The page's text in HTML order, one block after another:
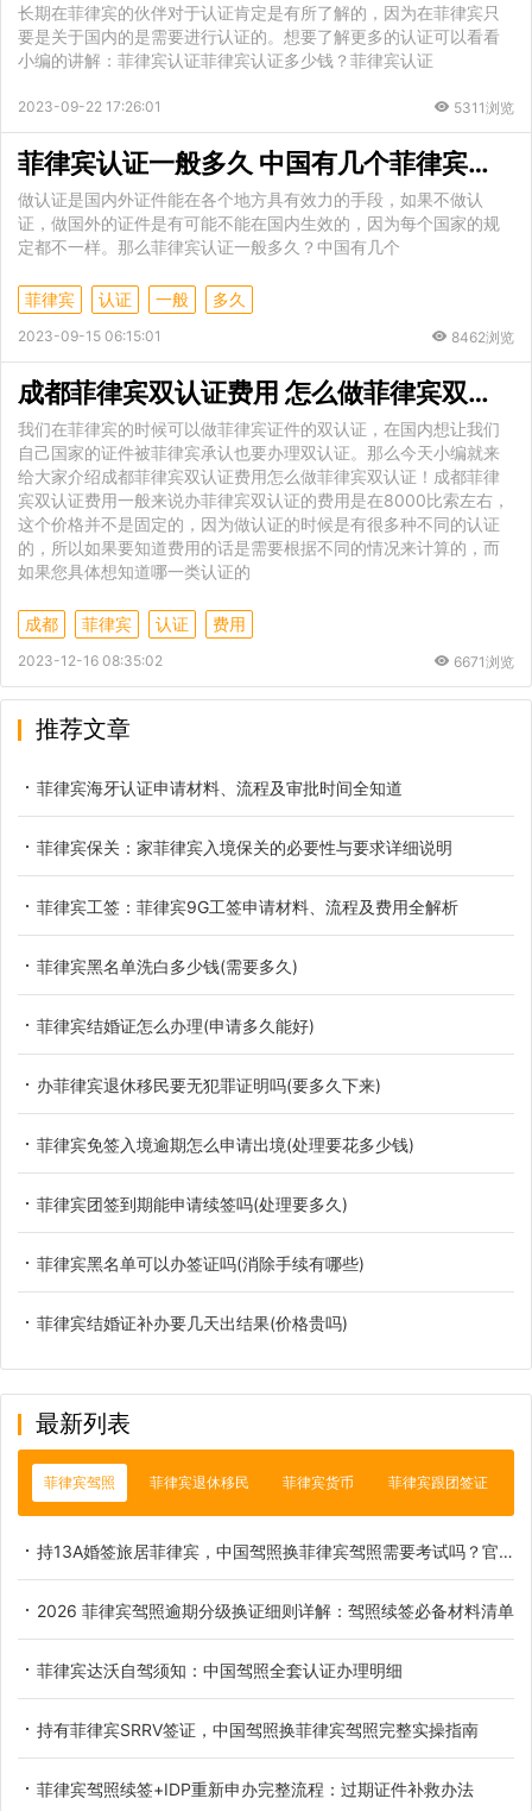
长期在菲律宾的伙伴对于认证肯定是有所了解的，因为在菲律宾只
要是关于国内的是需要进行认证的。想要了解更多的认证可以看看
小编的讲解：菲律宾认证菲律宾认证多少钱？菲律宾认证
2023-09-22 17:26:01 5311浏览
菲律宾认证一般多久 中国有几个菲律宾的大使馆
做认证是国内外证件能在各个地方具有效力的手段，如果不做认
证，做国外的证件是有可能不能在国内生效的，因为每个国家的规
定都不一样。那么菲律宾认证一般多久？中国有几个
菲律宾 认证 一般 多久
2023-09-15 06:15:01 8462浏览
成都菲律宾双认证费用 怎么做菲律宾双认证
我们在菲律宾的时候可以做菲律宾证件的双认证，在国内想让我们
自己国家的证件被菲律宾承认也要办理双认证。那么今天小编就来
给大家介绍成都菲律宾双认证费用怎么做菲律宾双认证！成都菲律
宾双认证费用一般来说办菲律宾双认证的费用是在8000比索左右，
这个价格并不是固定的，因为做认证的时候是有很多种不同的认证
的，所以如果要知道费用的话是需要根据不同的情况来计算的，而
如果您具体想知道哪一类认证的
成都 菲律宾 认证 费用
2023-12-16 08:35:02 6671浏览
推荐文章
菲律宾海牙认证申请材料、流程及审批时间全知道
菲律宾保关：家菲律宾入境保关的必要性与要求详细说明
菲律宾工签：菲律宾9G工签申请材料、流程及费用全解析
菲律宾黑名单洗白多少钱(需要多久)
菲律宾结婚证怎么办理(申请多久能好)
办菲律宾退休移民要无犯罪证明吗(要多久下来)
菲律宾免签入境逾期怎么申请出境(处理要花多少钱)
菲律宾团签到期能申请续签吗(处理要多久)
菲律宾黑名单可以办签证吗(消除手续有哪些)
菲律宾结婚证补办要几天出结果(价格贵吗)
最新列表
菲律宾驾照 菲律宾退休移民 菲律宾货币 菲律宾跟团签证
持13A婚签旅居菲律宾，中国驾照换菲律宾驾照需要考试吗？官方权威解读
2026 菲律宾驾照逾期分级换证细则详解：驾照续签必备材料清单
菲律宾达沃自驾须知：中国驾照全套认证办理明细
持有菲律宾SRRV签证，中国驾照换菲律宾驾照完整实操指南
菲律宾驾照续签+IDP重新申办完整流程：过期证件补救办法